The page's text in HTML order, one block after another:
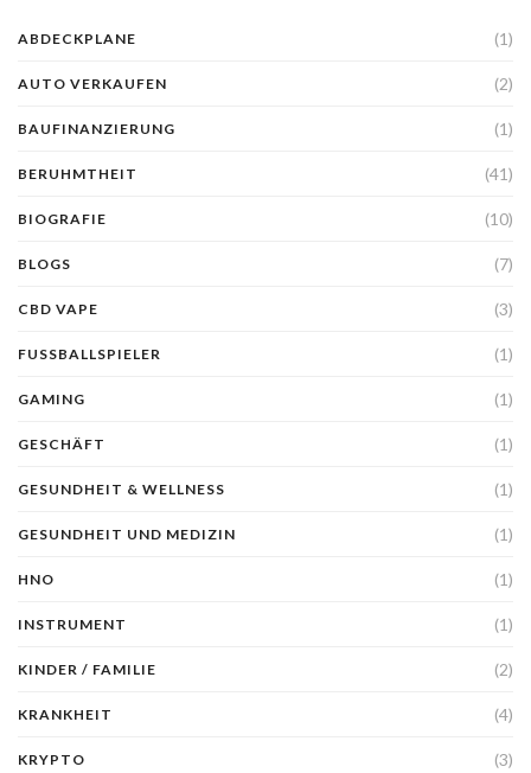
ABDECKPLANE (1)
AUTO VERKAUFEN (2)
BAUFINANZIERUNG (1)
BERUHMTHEIT (41)
BIOGRAFIE (10)
BLOGS (7)
CBD VAPE (3)
FUSSBALLSPIELER (1)
GAMING (1)
GESCHÄFT (1)
GESUNDHEIT & WELLNESS (1)
GESUNDHEIT UND MEDIZIN (1)
HNO (1)
INSTRUMENT (1)
KINDER / FAMILIE (2)
KRANKHEIT (4)
KRYPTO (3)